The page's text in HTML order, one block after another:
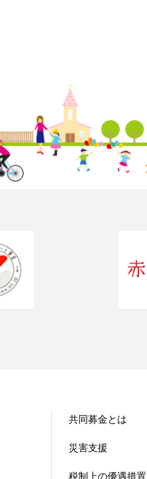
共同募金とは
災害支援
税制上の優遇措置